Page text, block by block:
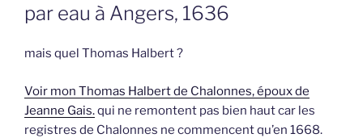
par eau à Angers, 1636
mais quel Thomas Halbert ?
Voir mon Thomas Halbert de Chalonnes, époux de
Jeanne Gais.qui ne remontent pas bien haut car les
registres de Chalonnes ne commencent qu’en 1668.